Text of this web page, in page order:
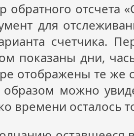
обратного отсчета
для
счетчика.
показаны дни,
отображены те же
образом можно
времени осталось